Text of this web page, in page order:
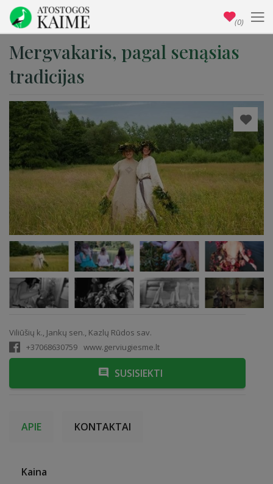
Mergvakaris, pagal senąsias
tradicijas
Viliūšių k., Jankų sen., Kazlų Rūdos sav.
+37068630759 www.gerviugiesme.lt
SUSISIEKTI
APIE KONTAKTAI
Kaina
(0)